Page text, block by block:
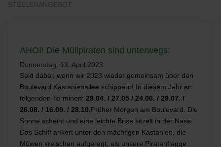
STELLENANGEBOT
AHOI! Die Müllpiraten sind unterwegs:
Donnerstag, 13. April 2023
Seid dabei, wenn wir 2023 wieder gemeinsam über den
Boulevard Kastanienallee schippern! In diesem Jahr an
folgenden Terminen:29.04. / 27.05 / 24.06. / 29.07. /
26.08. / 16.09. / 28.10.Früher Morgen am Boulevard. Die
Sonne scheint und eine leichte Brise kitzelt in der Nase.
Das Schiff ankert unter den mächtigen Kastanien, die
Möwen kreischen aufgeregt, als unsere Piratenflagge